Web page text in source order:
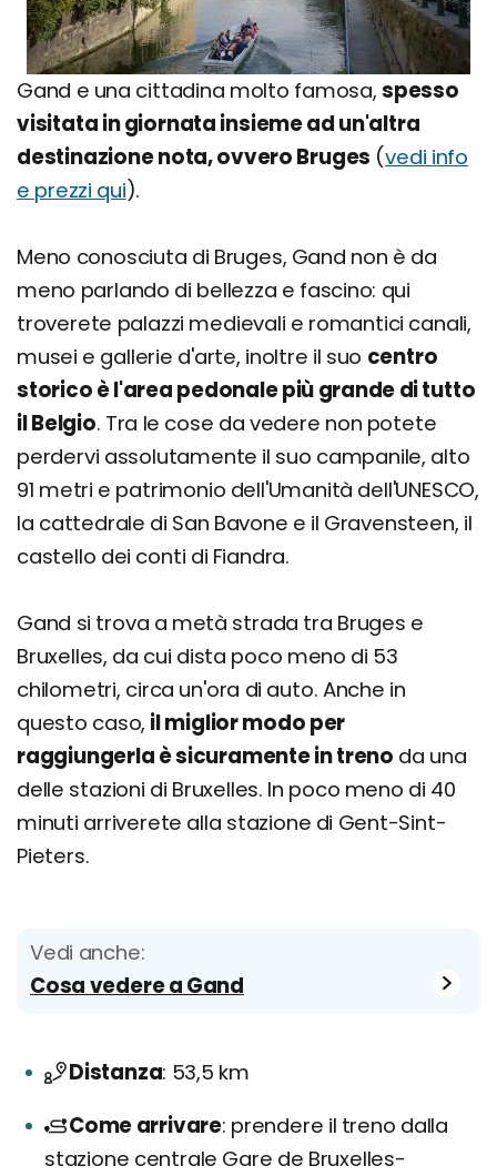
Gand e una cittadina molto famosa, spesso
visitata in giornata insieme ad un'altra
destinazione nota, ovvero Bruges (vedi info
e prezzi qui).
Meno conosciuta di Bruges, Gand non è da
meno parlando di bellezza e fascino: qui
troverete palazzi medievali e romantici canali,
musei e gallerie d'arte, inoltre il suo centro
storico è l'area pedonale più grande di tutto
il Belgio. Tra le cose da vedere non potete
perdervi assolutamente il suo campanile, alto
91 metri e patrimonio dell'Umanità dell'UNESCO,
la cattedrale di San Bavone e il Gravensteen, il
castello dei conti di Fiandra.
Gand si trova a metà strada tra Bruges e
Bruxelles, da cui dista poco meno di 53
chilometri, circa un'ora di auto. Anche in
questo caso, il miglior modo per
raggiungerla è sicuramente in treno da una
delle stazioni di Bruxelles. In poco meno di 40
minuti arriverete alla stazione di Gent-Sint-
Pieters.
Vedi anche:
Cosa vedere a Gand
Distanza 53,5 km
Come arrivare prendere il treno dalla
stazione centrale Gare de Bruxelles-